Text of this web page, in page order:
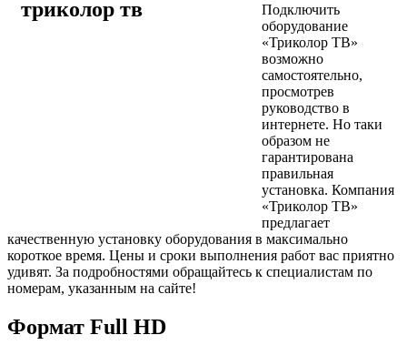
Подключить
оборудование
«Триколор ТВ»
возможно
самостоятельно,
просмотрев
руководство в
интернете. Но таки
образом не
гарантирована
правильная
установка. Компания
«Триколор ТВ»
предлагает
качественную установку оборудования в максимально
короткое время. Цены и сроки выполнения работ вас приятно
удивят. За подробностями обращайтесь к специалистам по
номерам, указанным на сайте!
Формат Full HD